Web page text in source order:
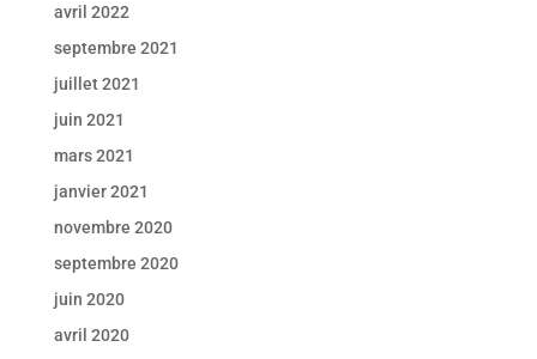
avril 2022
septembre 2021
juillet 2021
juin 2021
mars 2021
janvier 2021
novembre 2020
septembre 2020
juin 2020
avril 2020